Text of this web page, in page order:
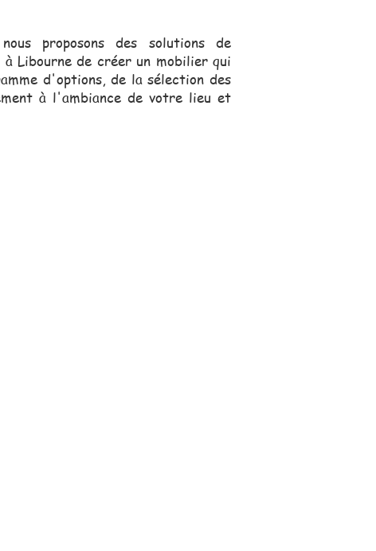
proposons des solutions de
Libourne de créer un mobilier qui
d'options, de la sélection des
à l'ambiance de votre lieu et